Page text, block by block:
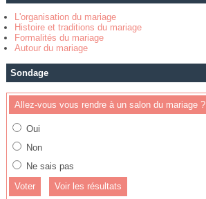
L'organisation du mariage
Histoire et traditions du mariage
Formalités du mariage
Autour du mariage
Sondage
Allez-vous vous rendre à un salon du mariage ?
Oui
Non
Ne sais pas
Voir les résultats